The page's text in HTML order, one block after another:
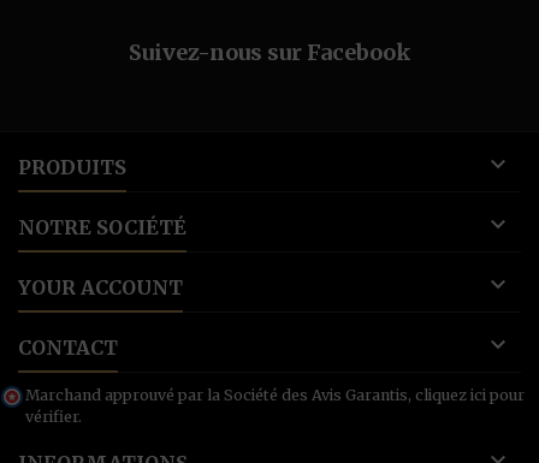
Suivez-nous sur Facebook
PRODUITS 
NOTRE SOCIÉTÉ 
YOUR ACCOUNT 
CONTACT 
Marchand approuvé par la Société des Avis Garantis, cliquez ici pour
vérifier.